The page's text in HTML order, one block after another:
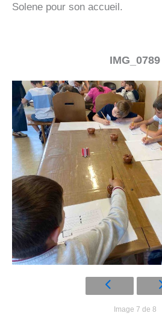
Solene pour son accueil.
IMG_0789
Image 7 de 8